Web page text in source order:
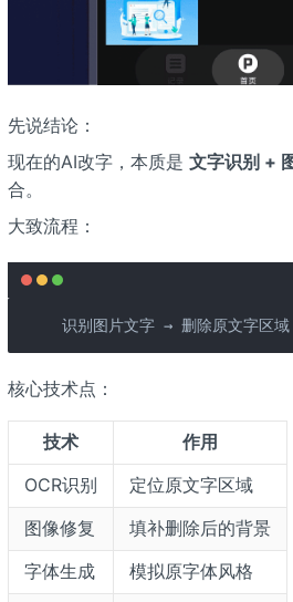
先说结论：
现在的AI改字，本质是 文字识别 +
合。
大致流程：
识别图片文字 → 删除原文字区
核心技术点：
技术
作用
OCR识别
定位原文字区域
图像修复
填补删除后的背景
字体生成
模拟原字体风格